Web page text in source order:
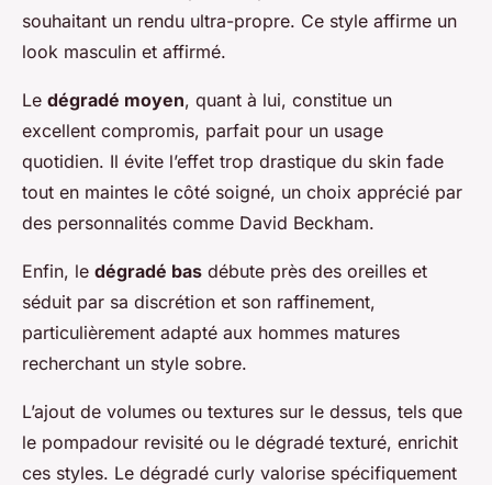
souhaitant un rendu ultra-propre. Ce style affirme un
look masculin et affirmé.
Le dégradé moyen, quant à lui, constitue un
excellent compromis, parfait pour un usage
quotidien. Il évite l’effet trop drastique du skin fade
tout en maintes le côté soigné, un choix apprécié par
des personnalités comme David Beckham.
Enfin, le dégradé bas débute près des oreilles et
séduit par sa discrétion et son raffinement,
particulièrement adapté aux hommes matures
recherchant un style sobre.
L’ajout de volumes ou textures sur le dessus, tels que
le pompadour revisité ou le dégradé texturé, enrichit
ces styles. Le dégradé curly valorise spécifiquement